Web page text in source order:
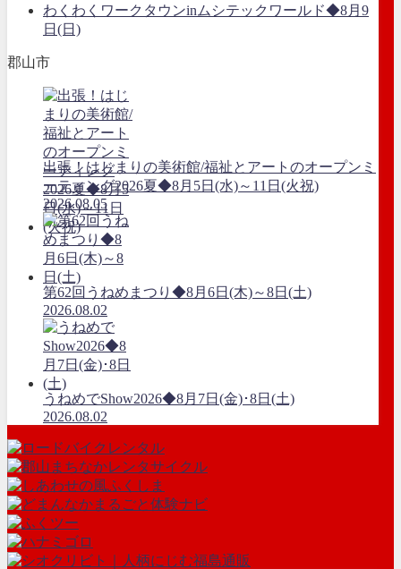
わくわくワークタウンinムシテックワールド◆8月9
日(日)
郡山市
出張！はじまりの美術館/福祉とアートのオープンミ
ーティング2026夏◆8月5日(水)～11日(火祝)
2026.08.05
第62回うねめまつり◆8月6日(木)～8日(土)
2026.08.02
うねめでShow2026◆8月7日(金)･8日(土)
2026.08.02